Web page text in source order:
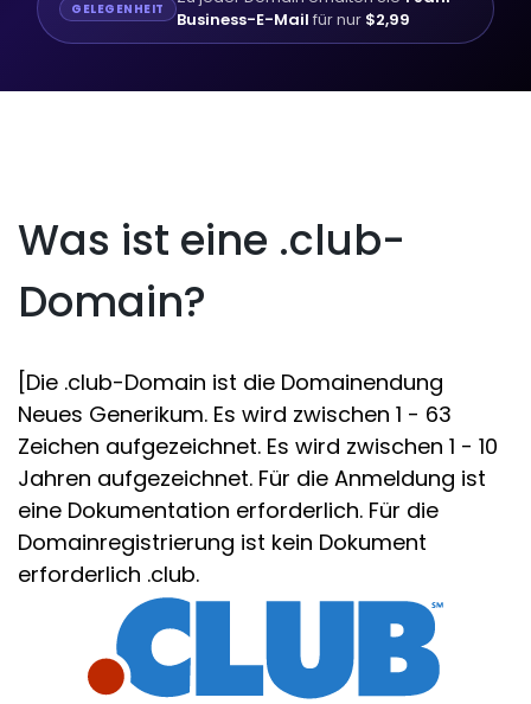
GELEGENHEIT
Business-E-Mail für nur $2,99
Was ist eine .club-
Domain?
[Die .club-Domain ist die Domainendung
Neues Generikum. Es wird zwischen 1 - 63
Zeichen aufgezeichnet. Es wird zwischen 1 - 10
Jahren aufgezeichnet. Für die Anmeldung ist
eine Dokumentation erforderlich. Für die
Domainregistrierung ist kein Dokument
erforderlich .club.